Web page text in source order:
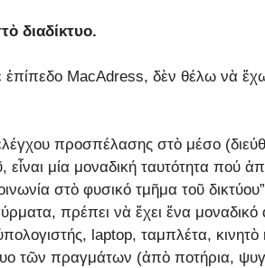
διαδίκτυο.
MacAdress, δὲν θέλω νὰ ἔχω
προσπέλασης στὸ μέσο
μία μοναδική ταυτότητα πού
στὸ φυσικό τμῆμα τοῦ
πρέπει νὰ ἔχει ἕνα
laptop, ταμπλέτα,
τῶν πραγμάτων (ἀπὸ ποτήρια,